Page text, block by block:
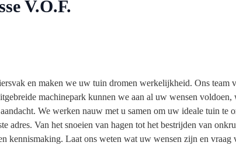
V.O.F.
en maken we uw tuin dromen werkelijkheid. Ons team
machinepark kunnen we aan al uw wensen
We werken nauw met u samen om uw ideale tuin te
adres. Van het snoeien van hagen tot het bestrijden van
Laat ons weten wat uw wensen zijn en vraag